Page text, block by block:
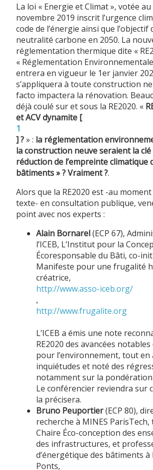
La loi « Energie et Climat », votée
novembre 2019 inscrit l’urgence
code de l’énergie ainsi que l’objectif
neutralité carbone en 2050. La
réglementation thermique dite «
« Réglementation
entrera en vigueur le 1er janvier
s’appliquera à toute construction
facto impactera la rénovation.
déjà coulé sur et sous la RE2020. «
et ACV dynamite [
1
]?» : la réglementation
la construction neuve seraient la
réduction de l’empreinte climatique
bâtiments » ? Vraiment ?.
Alors que la RE2020 est -au moment
texte- en consultation publique,
point avec nos experts :
Alain Bornarel(ECP 67),
l’ICEB, L’Institut pour la
Écoresponsable du Bâti, co-
Manifeste pour une frugalité
créatrice,
http://www.asso-iceb.org/
,
http://www.frugalite.org
L’ICEB a émis une note
RE2020 des avancées
pour l’environnement, tout en
inquiétudes et noté des
notamment sur la
Le conférencier reviendra sur
la précisera.
Bruno Peuportier(ECP 80),
recherche à MINES
Chaire Éco-conception des
des infrastructures, et
d’énergétique des bâtiments à
Ponts,